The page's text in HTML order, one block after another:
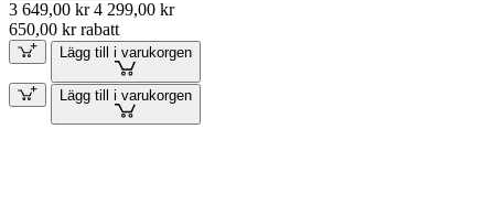
3 649,00 kr 4 299,00 kr
650,00 kr rabatt
Lägg till i varukorgen
Lägg till i varukorgen